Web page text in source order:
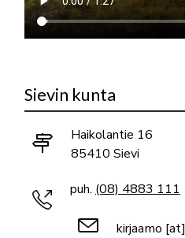
Sievin kunta
Haikolantie 16
85410 Sievi
puh. (08) 4883 111
kirjaamo [at]